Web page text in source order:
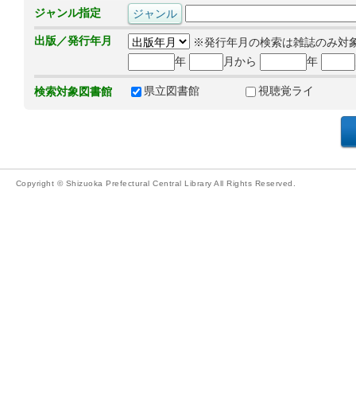
ジャンル指定
出版／発行年月
※発行年月の検索は雑誌のみ対
年
月から 年
検索対象図書館 県立図書館 視聴覚ライ
Copyright © Shizuoka Prefectural Central Library All Rights Reserved.